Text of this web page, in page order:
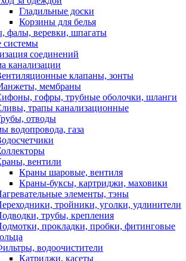
Гладильные доски
Корзины для белья
фалы, веревки, шпагаты
соединений
канализации
клапаны, зонты
мембраны
гофры, трубные оболочки, шланги
трапы канализационные
отводы
водопровода, газа
вентили
Краны шаровые, вентиля
Краны-буксы, картриджи, маховики
элементы, тэны
тройники, уголки, удлинители
трубы, крепления
прокладки, пробки, фитинговые
водоочистители
Катриджи, касеты